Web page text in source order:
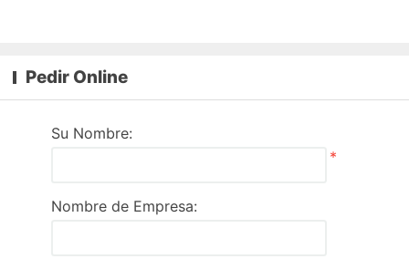
Pedir Online
Su Nombre:
*
Nombre de Empresa: